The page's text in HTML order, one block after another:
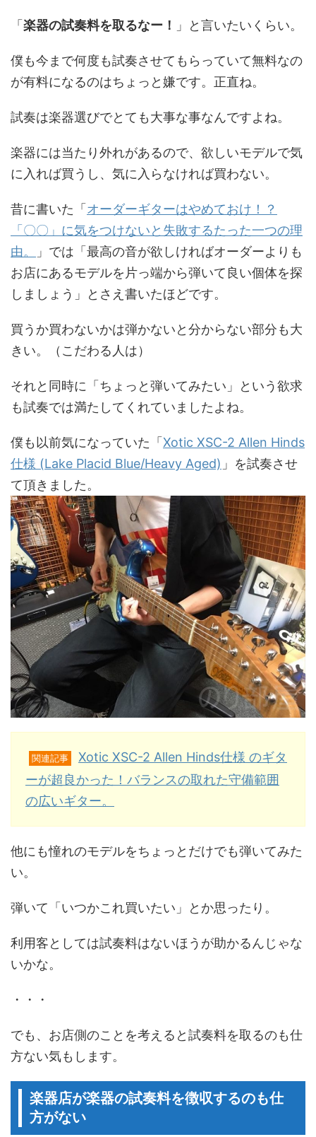
「 楽器の試奏料を取るなー！ 」と言いたいくらい。
僕も今まで何度も試奏させてもらっていて無料なの
が有料になるのはちょっと嫌です。正直ね。
試奏は楽器選びでとても大事な事なんですよね。
楽器には当たり外れがあるので、欲しいモデルで気
に入れば買うし、気に入らなければ買わない。
昔に書いた「 オーダーギターはやめておけ！？
「〇〇」に気をつけないと失敗するたった一つの理
由。
」では「最高の音が欲しければオーダーよりも
お店にあるモデルを片っ端から弾いて良い個体を探
しましょう」とさえ書いたほどです。
買うか買わないかは弾かないと分からない部分も大
きい。（こだわる人は）
それと同時に「ちょっと弾いてみたい」という欲求
も試奏では満たしてくれていましたよね。
僕も以前気になっていた「 Xotic XSC-2 Allen Hinds
仕様 (Lake Placid Blue/Heavy Aged) 」を試奏させ
て頂きました。
関連記事
Xotic XSC-2 Allen Hinds仕様 のギタ
ーが超良かった！バランスの取れた守備範囲
の広いギター。
他にも憧れのモデルをちょっとだけでも弾いてみた
い。
弾いて「いつかこれ買いたい」とか思ったり。
利用客としては試奏料はないほうが助かるんじゃな
いかな。
・・・
でも、お店側のことを考えると試奏料を取るのも仕
方ない気もします。
楽器店が楽器の試奏料を徴収するのも仕
方がない